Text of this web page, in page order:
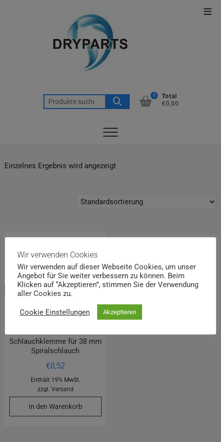
Suche
nach:
0
Total
€0,00
Einzelnes Ergebnis wird angezeigt
Schlauchklemme für 38 mm
Spiralschlauch
€0,52
Enthält 19% MwSt.
zzgl. Versand
In den Warenkorb
Wir verwenden Cookies
Wir verwenden auf dieser Webseite Cookies, um unser
Angebot für Sie weiter verbessern zu können. Beim
Klicken auf “Akzeptieren”, stimmen Sie der Verwendung
aller Cookies zu.
Cookie Einstellungen Akzeptieren